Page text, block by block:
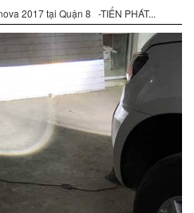
2017 tại Quận 8 -TIẾN PHÁT...